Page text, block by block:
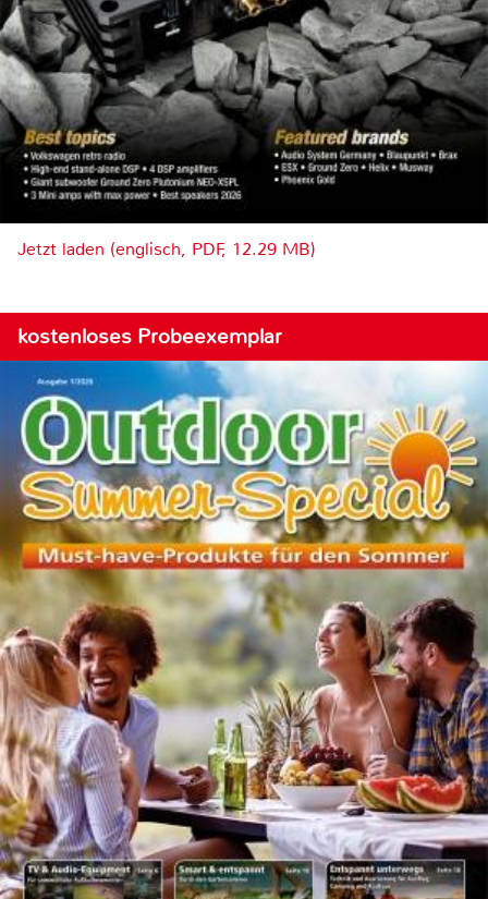
Jetzt laden (englisch, PDF, 12.29 MB)
kostenloses Probeexemplar